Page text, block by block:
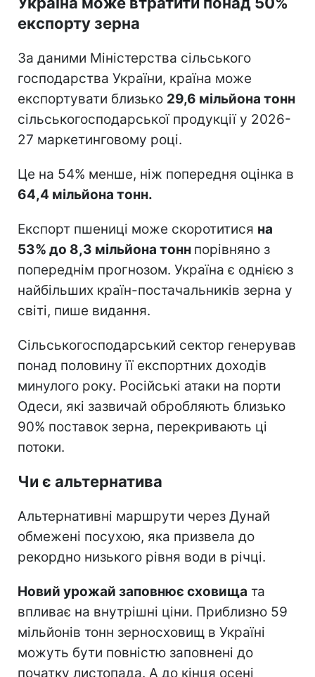
експорту зерна
За даними Міністерства сільського
господарства України, країна може
експортувати близько 29,6 мільйона тонн
сільськогосподарської продукції у 2026-
27 маркетинговому році.
Це на 54% менше, ніж попередня оцінка в
64,4 мільйона тонн.
Експорт пшениці може скоротитися на
53% до 8,3 мільйона тонн порівняно з
попереднім прогнозом. Україна є однією з
найбільших країн-постачальників зерна у
світі, пише видання.
Сільськогосподарський сектор генерував
понад половину її експортних доходів
минулого року. Російські атаки на порти
Одеси, які зазвичай обробляють близько
90% поставок зерна, перекривають ці
потоки.
Чи є альтернатива
Альтернативні маршрути через Дунай
обмежені посухою, яка призвела до
рекордно низького рівня води в річці.
Новий урожай заповнює сховища та
впливає на внутрішні ціни. Приблизно 59
мільйонів тонн зерносховищ в Україні
можуть бути повністю заповнені до
початку листопада. А до кінця осені